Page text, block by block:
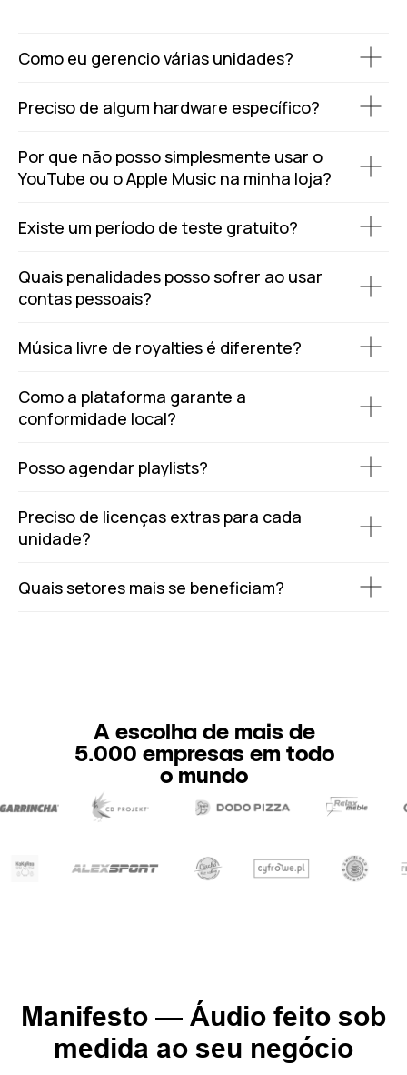
Como eu gerencio várias unidades?
Preciso de algum hardware específico?
Por que não posso simplesmente usar o
YouTube ou o Apple Music na minha loja?
Existe um período de teste gratuito?
Quais penalidades posso sofrer ao usar
contas pessoais?
Música livre de royalties é diferente?
Como a plataforma garante a
conformidade local?
Posso agendar playlists?
Preciso de licenças extras para cada
unidade?
Quais setores mais se beneficiam?
A escolha de mais de
5.000 empresas em todo
o mundo
Manifesto — Áudio feito sob
medida ao seu negócio